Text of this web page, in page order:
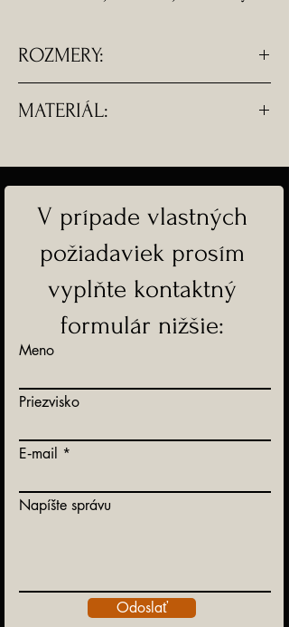
ROZMERY:
- Komponent je nastaviteľný od ∅
0 cm do 11 cm.
MATERIÁL:
V prípade vlastných
požiadaviek prosím
vyplňte kontaktný
formulár nižšie:
Meno
Priezvisko
E‑mail
Napíšte správu
Odoslať